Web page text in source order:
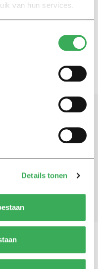
van hun services.
Details tonen
write manifesto for
de nieuwsbrief van
Neem contact met